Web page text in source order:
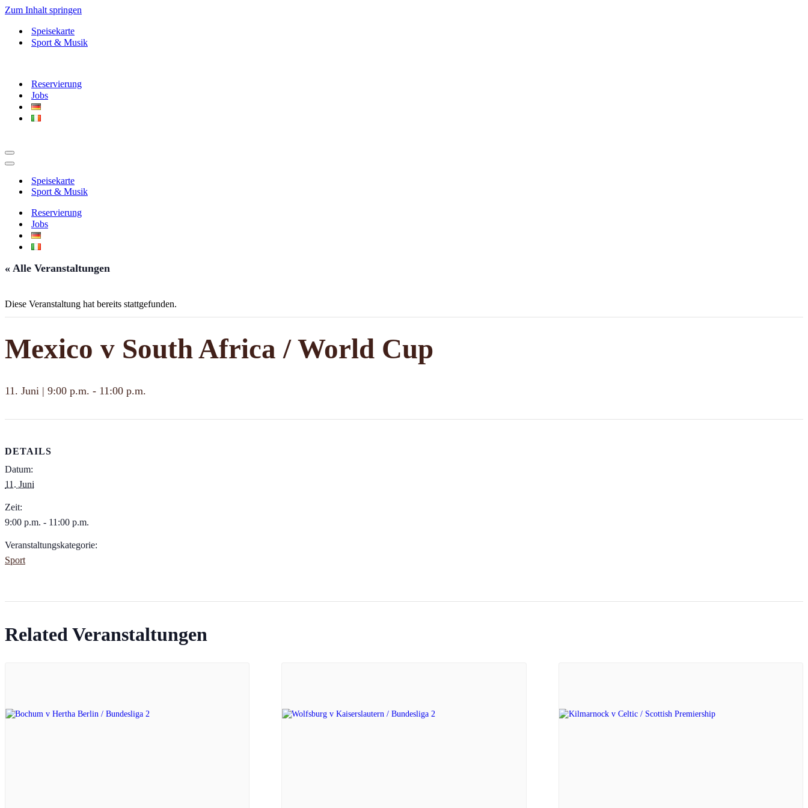
Zum Inhalt springen
Speisekarte
Sport & Musik
Reservierung
Jobs
Navigationsmenü
Navigationsmenü
Speisekarte
Sport & Musik
Reservierung
Jobs
« Alle Veranstaltungen
Diese Veranstaltung hat bereits stattgefunden.
Mexico v South Africa / World Cup
11. Juni | 9:00 p.m. - 11:00 p.m.
DETAILS
Datum:
11. Juni
Zeit:
9:00 p.m. - 11:00 p.m.
Veranstaltungskategorie:
Sport
Related Veranstaltungen